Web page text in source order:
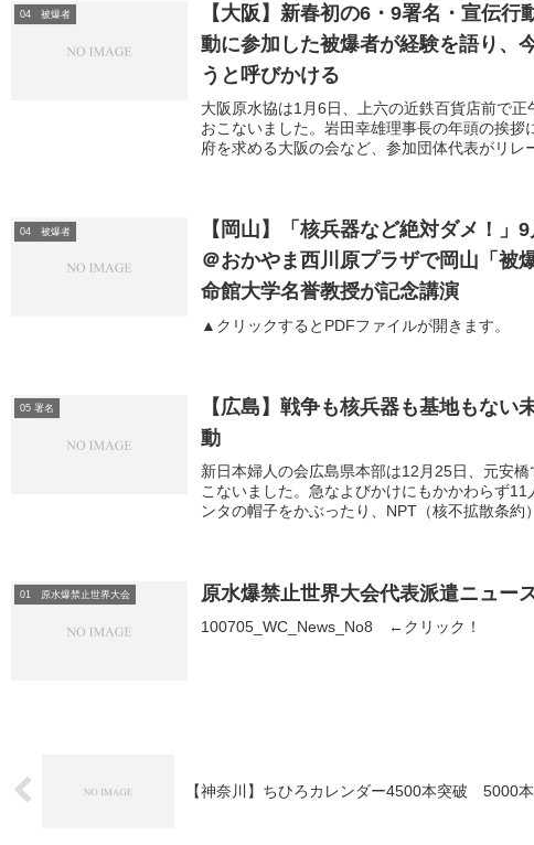
04 被爆者
【大阪】新春初の6・9署名・宣伝
動に参加した被爆者が経験を語り、
うと呼びかける
大阪原水協は1月6日、上六の近鉄百貨店前で
おこないました。岩田幸雄理事長の年頭の挨
府を求める大阪の会など、参加団体代表がリレ
04 被爆者
【岡山】「核兵器など絶対ダメ！
＠おかやま西川原プラザで岡山「
命館大学名誉教授が記念講演
▲クリックするとPDFファイルが開きます。
05 署名
【広島】戦争も核兵器も基地もな
動
新日本婦人の会広島県本部は12月25日、元安
こないました。急なよびかけにもかかわらず
ンタの帽子をかぶったり、NPT（核不拡散条約
01 原水爆禁止世界大会 原水爆禁止世界大会代表派遣ニュー
100705_WC_News_No8 ←クリック！
【神奈川】ちひろカレンダー4500本突破 5000